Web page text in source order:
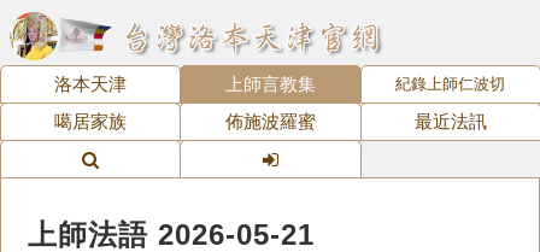
洛本天津 上師言教集 紀錄上師仁波切
噶居家族 佈施波羅蜜 最近法訊
上師法語 2026-05-21